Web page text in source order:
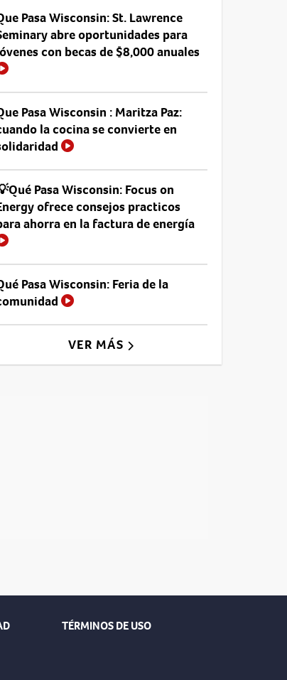
Pasa Wisconsin: St. Lawrence
abre oportunidades para
con becas de $8,000 anuales
Pasa Wisconsin : Maritza Paz:
la cocina se convierte en
Pasa Wisconsin: Focus on
ofrece consejos practicos
ahorra en la factura de energía
Pasa Wisconsin: Feria de la
VER MÁS
TÉRMINOS DE USO